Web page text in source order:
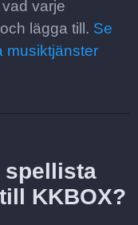
varje
lägga till. Se
musiktjänster
spellista
KKBOX?